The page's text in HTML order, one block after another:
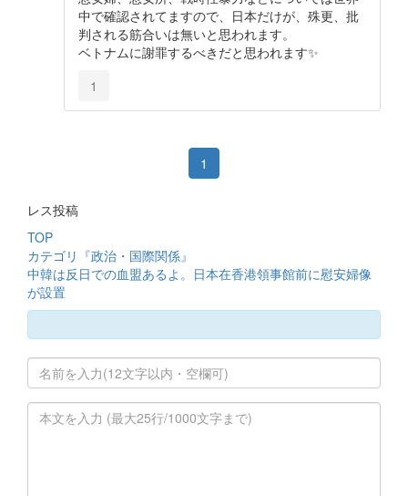
中で確認されてますので、日本だけが、殊更、批
判される筋合いは無いと思われます。
ベトナムに謝罪するべきだと思われます✨️
1
1
レス投稿
TOP
カテゴリ『政治・国際関係』
中韓は反日での血盟あるよ。日本在香港領事館前に慰安婦像
が設置